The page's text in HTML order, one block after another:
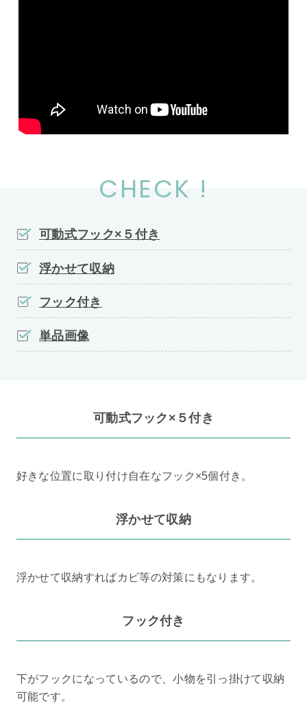
CHECK !
可動式フック×５付き
浮かせて収納
フック付き
単品画像
可動式フック×５付き
好きな位置に取り付け自在なフック×5個付き。
浮かせて収納
浮かせて収納すればカビ等の対策にもなります。
フック付き
下がフックになっているので、小物を引っ掛けて収納
可能です。